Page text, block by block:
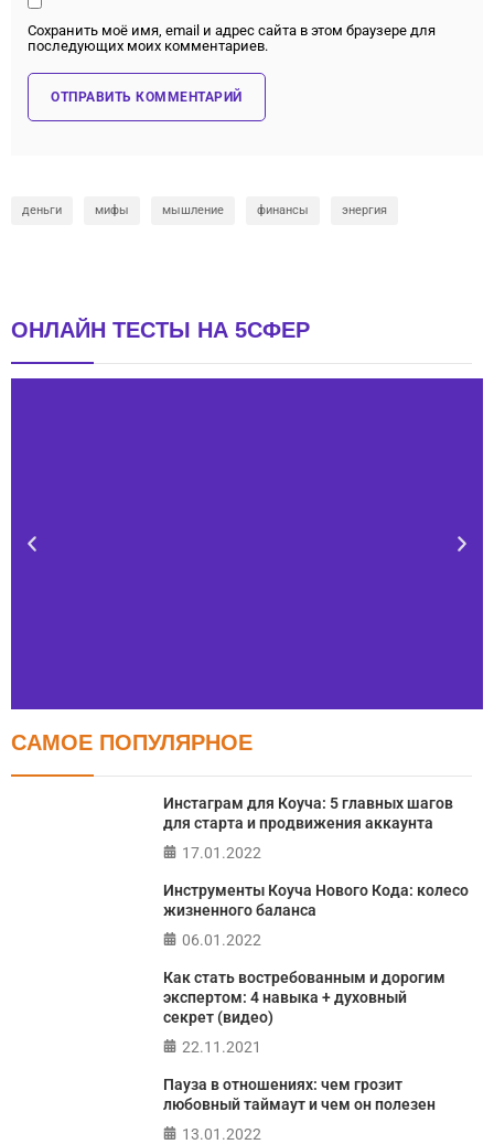
Сохранить моё имя, email и адрес сайта в этом браузере для
последующих моих комментариев.
деньги мифы мышление финансы энергия
ОНЛАЙН ТЕСТЫ НА 5СФЕР
Тест FERMI
в 5 главных сферах
САМОЕ ПОПУЛЯРНОЕ
Инстаграм для Коуча: 5 главных шагов
для старта и продвижения аккаунта
17.01.2022
Инструменты Коуча Нового Кода: колесо
жизненного баланса
06.01.2022
Как стать востребованным и дорогим
экспертом: 4 навыка + духовный
секрет (видео)
22.11.2021
Пауза в отношениях: чем грозит
любовный таймаут и чем он полезен
13.01.2022